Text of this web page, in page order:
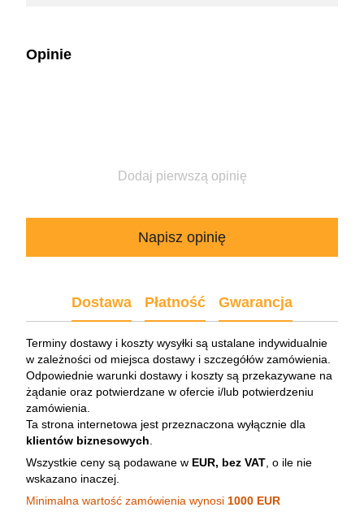
Opinie
Dodaj pierwszą opinię
Napisz opinię
Dostawa Płatność Gwarancja
Terminy dostawy i koszty wysyłki są ustalane indywidualnie
w zależności od miejsca dostawy i szczegółów zamówienia.
Odpowiednie warunki dostawy i koszty są przekazywane na
żądanie oraz potwierdzane w ofercie i/lub potwierdzeniu
zamówienia.
Ta strona internetowa jest przeznaczona wyłącznie dla
klientów biznesowych
Wszystkie ceny są podawane w EUR, bez VAT , o ile nie
wskazano inaczej.
Minimalna wartość zamówienia wynosi 1000 EUR